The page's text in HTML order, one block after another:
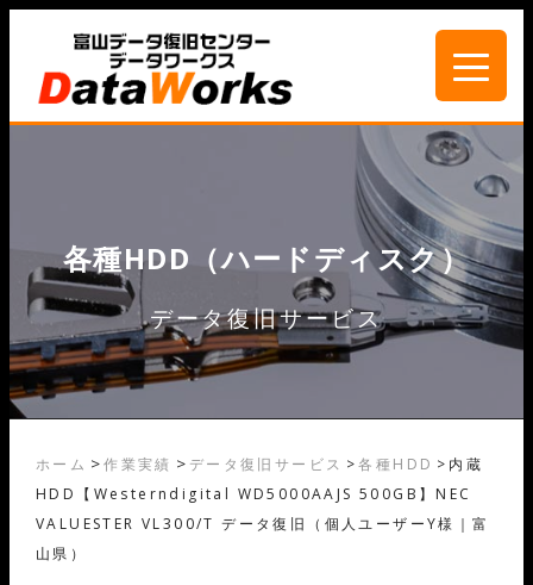
各種HDD（ハードディスク）
データ復旧サービス
ホーム >作業実績 > データ復旧サービス >各種HDD > 内蔵
HDD【Westerndigital WD5000AAJS 500GB】NEC
VALUESTER VL300/T データ復旧（個人ユーザーY様｜富
山県）